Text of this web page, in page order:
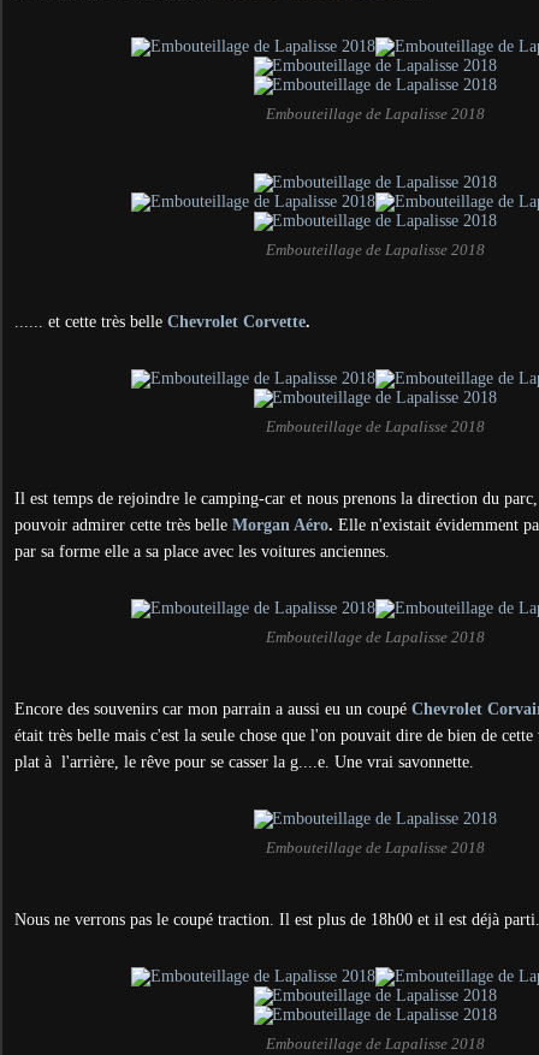
Embouteillage de Lapalisse 2018
Embouteillage de Lapalisse 2018
...... et cette très belle Chevrolet Corvette.
Embouteillage de Lapalisse 2018
Il est temps de rejoindre le camping-car et nous prenons la direction du
pouvoir admirer cette très belle Morgan Aéro. Elle n'existait évidemment
par sa forme elle a sa place avec les voitures anciennes.
Embouteillage de Lapalisse 2018
Encore des souvenirs car mon parrain a aussi eu un coupé Chevrolet
était très belle mais c'est la seule chose que l'on pouvait dire de bien de
plat à l'arrière, le rêve pour se casser la g....e. Une vrai savonnette.
Embouteillage de Lapalisse 2018
Nous ne verrons pas le coupé traction. Il est plus de 18h00 et il est déjà parti.
Embouteillage de Lapalisse 2018